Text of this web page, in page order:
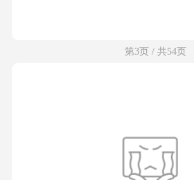
第3页 / 共54页